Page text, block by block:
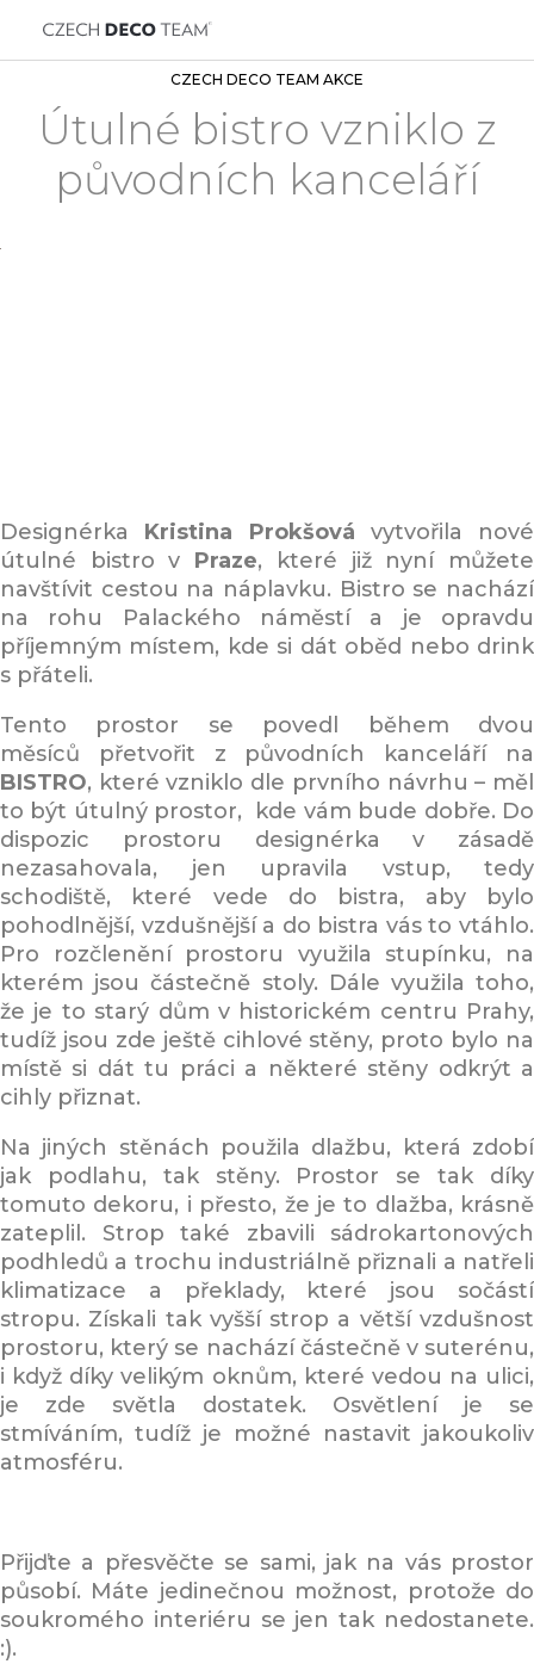
CZECH DECO TEAM AKCE
Útulné bistro vzniklo z
původních kanceláří
Designérka Kristina Prokšová vytvořila nové
útulné bistro v Praze, které již nyní můžete
navštívit cestou na náplavku. Bistro se nachází
na rohu Palackého náměstí a je opravdu
příjemným místem, kde si dát oběd nebo drink
s přáteli.
Tento prostor se povedl během dvou
měsíců přetvořit z původních kanceláří na
BISTRO, které vzniklo dle prvního návrhu – měl
to být útulný prostor, kde vám bude dobře. Do
dispozic prostoru designérka v zásadě
nezasahovala, jen upravila vstup, tedy
schodiště, které vede do bistra, aby bylo
pohodlnější, vzdušnější a do bistra vás to vtáhlo.
Pro rozčlenění prostoru využila stupínku, na
kterém jsou částečně stoly. Dále využila toho,
že je to starý dům v historickém centru Prahy,
tudíž jsou zde ještě cihlové stěny, proto bylo na
místě si dát tu práci a některé stěny odkrýt a
cihly přiznat.
Na jiných stěnách použila dlažbu, která zdobí
jak podlahu, tak stěny. Prostor se tak díky
tomuto dekoru, i přesto, že je to dlažba, krásně
zateplil. Strop také zbavili sádrokartonových
podhledů a trochu industriálně přiznali a natřeli
klimatizace a překlady, které jsou sočástí
stropu. Získali tak vyšší strop a větší vzdušnost
prostoru, který se nachází částečně v suterénu,
i když díky velikým oknům, které vedou na ulici,
je zde světla dostatek. Osvětlení je se
stmíváním, tudíž je možné nastavit jakoukoliv
atmosféru.
Přijďte a přesvěčte se sami, jak na vás prostor
působí. Máte jedinečnou možnost, protože do
soukromého interiéru se jen tak nedostanete.
:).